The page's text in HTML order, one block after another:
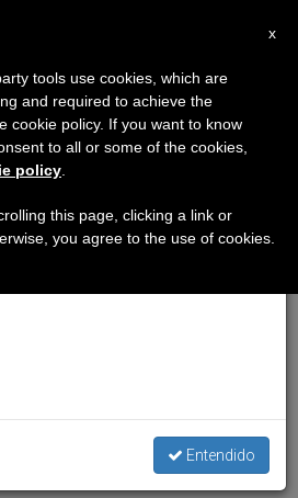
×
de agosto haremos la pausa
que en el periodo de verano
y también el
Entendido
x
tools use cookies, which are
and required to achieve the
cookie policy. If you want to know
to all or some of the cookies,
policy
this page, clicking a link or
you agree to the use of cookies.